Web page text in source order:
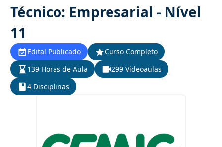
Técnico: Empresarial - Nível
11
Edital Publicado
Curso Completo
139 Horas de Aula
299 Videoaulas
4 Disciplinas